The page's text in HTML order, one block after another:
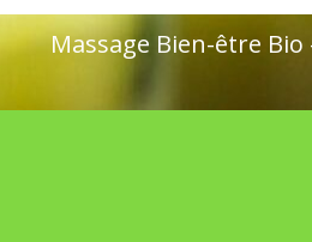
Massage Bien-être